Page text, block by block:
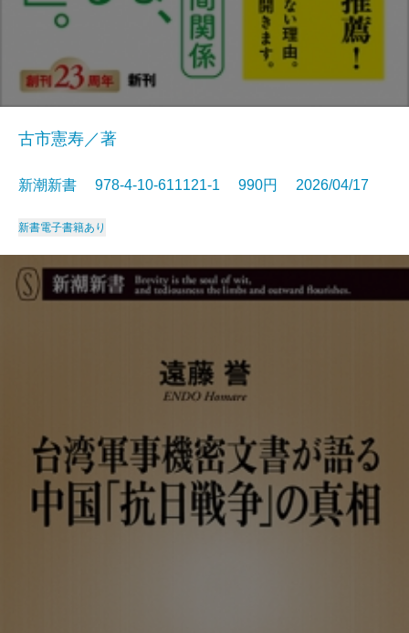
古市憲寿／著
新潮新書 978-4-10-611121-1 990円 2026/04/17
新書電子書籍あり